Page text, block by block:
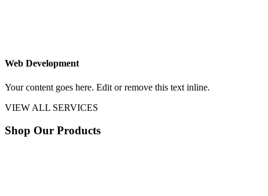
Web Development
Your content goes here. Edit or remove this text inline.
VIEW ALL SERVICES
Shop Our Products